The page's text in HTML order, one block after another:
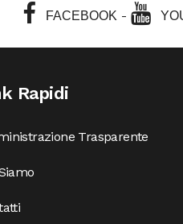
FACEBOOK-
Rapidi
Trasparente